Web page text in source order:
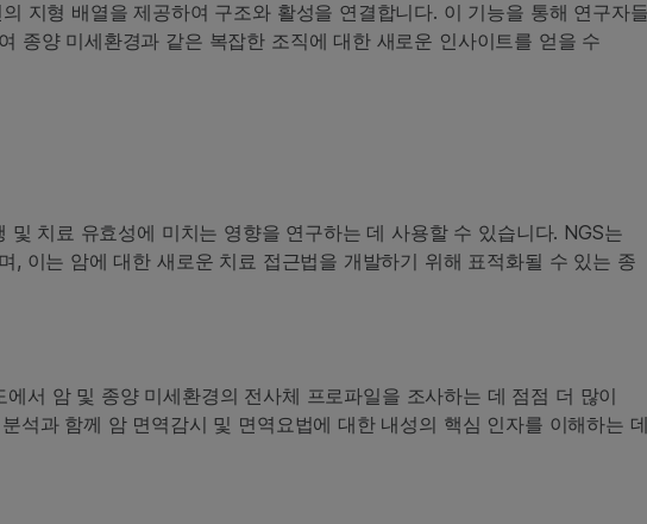
지형 배열을 제공하여 구조와 활성을 연결합니다. 이 기능을 통해 연구자
종양 미세환경과 같은 복잡한 조직에 대한 새로운 인사이트를 얻을 수
치료 유효성에 미치는 영향을 연구하는 데 사용할 수 있습니다. NGS는
, 이는 암에 대한 새로운 치료 접근법을 개발하기 위해 표적화될 수 있는 종
서 암 및 종양 미세환경의 전사체 프로파일을 조사하는 데 점점 더 많이
석과 함께 암 면역감시 및 면역요법에 대한 내성의 핵심 인자를 이해하는 데